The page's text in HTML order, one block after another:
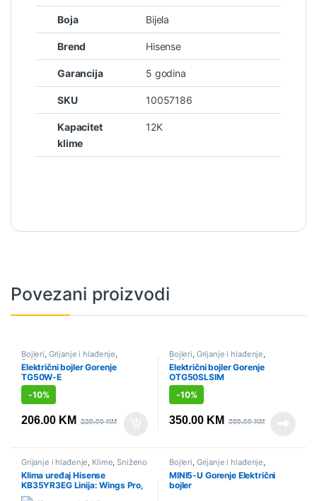
Boja Bijela
Brend Hisense
Garancija 5 godina
SKU 10057186
Kapacitet
klime
12K
Povezani proizvodi
Bojleri, Grijanje i hlađenje,
Sniženo
Električni bojler Gorenje
TG50W-E
-10%
206.00 KM 229.00KM
Bojleri, Grijanje i hlađenje,
Sniženo
Električni bojler Gorenje
OTG50SLSIM
-10%
350.00 KM 389.00KM
Grijanje i hlađenje, Klime,Sniženo
Klima uređaj Hisense
KB35YR3EG Linija: Wings Pro,
12K
Bojleri, Grijanje i hlađenje,
Sniženo
MINI5-U Gorenje Električni
bojler